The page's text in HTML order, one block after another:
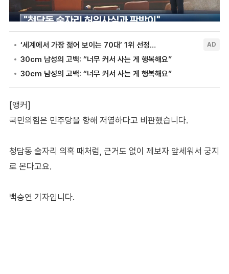
[앵커]
국민의힘은 민주당을 향해 저열하다고 비판했습니다.
청담동 술자리 의혹 때처럼, 근거도 없이 제보자 앞세워서 궁지
로 몬다고요.
백승연 기자입니다.